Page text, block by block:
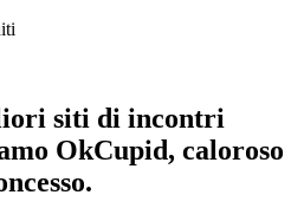
siti di incontri
OkCupid, caloroso